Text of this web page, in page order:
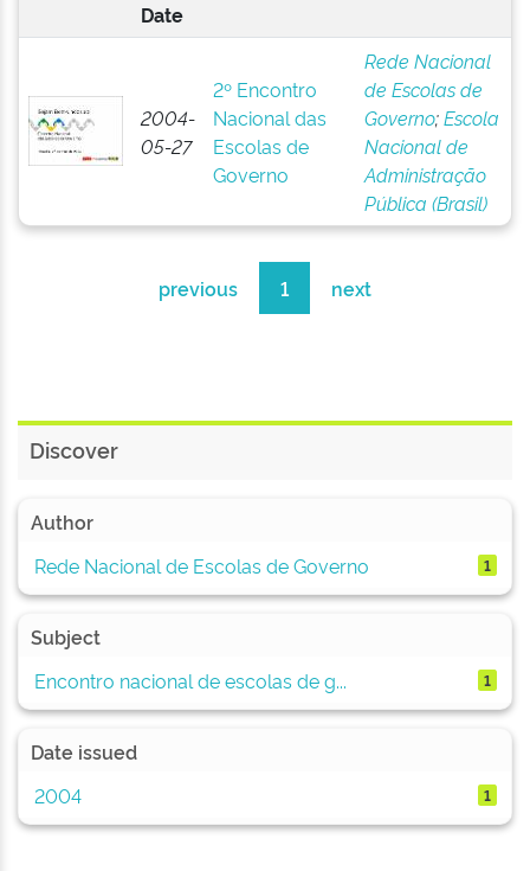
Date
2004-
05-27
2º Encontro
Nacional das
Escolas de
Governo
Rede Nacional
de Escolas de
Governo;Escola
Nacional de
Administração
Pública (Brasil)
previous 1 next
Discover
Author
Rede Nacional de Escolas de Governo
1
Subject
Encontro nacional de escolas de g...
1
Date issued
2004
1